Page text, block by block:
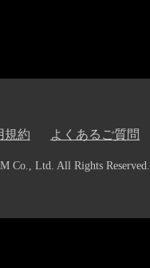
規約 よくあるご質問
Co., Ltd. All Rights Reserved.